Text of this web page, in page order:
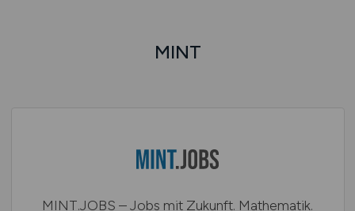
MINT
MINT.JOBS – Jobs mit Zukunft. Mathematik.